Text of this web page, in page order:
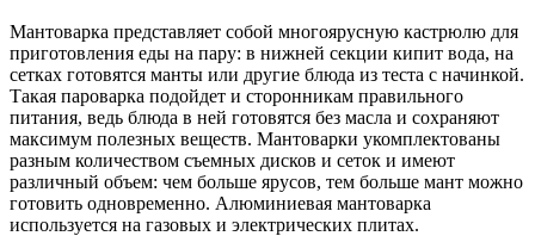
Мантоварка представляет собой многоярусную кастрюлю для
приготовления еды на пару: в нижней секции кипит вода, на
сетках готовятся манты или другие блюда из теста с начинкой.
Такая пароварка подойдет и сторонникам правильного
питания, ведь блюда в ней готовятся без масла и сохраняют
максимум полезных веществ. Мантоварки укомплектованы
разным количеством съемных дисков и сеток и имеют
различный объем: чем больше ярусов, тем больше мант можно
готовить одновременно. Алюминиевая мантоварка
используется на газовых и электрических плитах.